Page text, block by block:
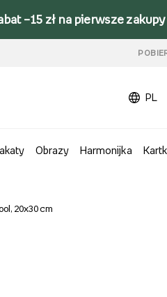
–15 zł na pierwsze
PL
Obrazy Harmonijka
20x30 cm